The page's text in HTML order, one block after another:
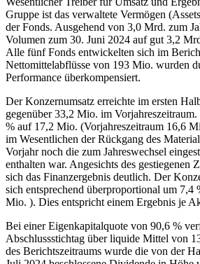
Gruppe ist das verwaltete Vermögen
der Fonds. Ausgehend von 3,0 Mrd. zum
Volumen zum 30. Juni 2024 auf gut 3,2
Alle fünf Fonds entwickelten sich im
Nettomittelabflüsse von 193 Mio. wurden
Performance überkompensiert.
Der Konzernumsatz erreichte im ersten
gegenüber 33,2 Mio. im
% auf 17,2 Mio. (Vorjahreszeitraum 16,6
im Wesentlichen der Rückgang des
Vorjahr noch die zum Jahreswechsel
enthalten war. Angesichts des gestiegenen
sich das Finanzergebnis deutlich. Der
sich entsprechend überproportional um
Mio. ). Dies entspricht einem Ergebnis je
Bei einer Eigenkapitalquote von 90,6 %
Abschlussstichtag über liquide Mittel von
des Berichtszeitraums wurde die von der